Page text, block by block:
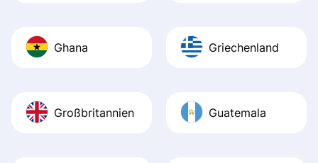
Ghana Griechenland
Großbritannien Guatemala